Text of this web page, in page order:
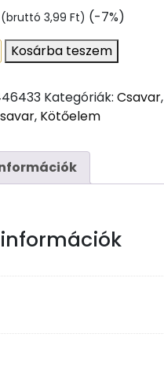
Current
(bruttó 3,99 Ft) (-7%)
Kosárba teszem
Kategóriák: Csavar,
, Kötőelem